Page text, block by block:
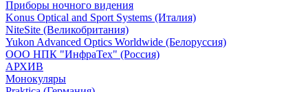
Приборы ночного видения
Konus Optical and Sport Systems (Италия)
NiteSite (Великобритания)
Yukon Advanced Optics Worldwide (Белоруссия)
ООО НПК "ИнфраТех" (Россия)
АРХИВ
Монокуляры